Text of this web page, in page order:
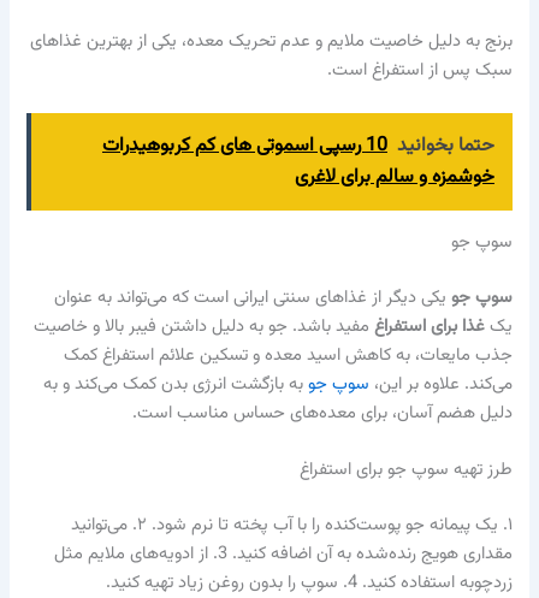
برنج به دلیل خاصیت ملایم و عدم تحریک معده، یکی از بهترین غذاهای
سبک پس از استفراغ است.
حتما بخوانید
10 رسپی اسموتی‌ های کم کربوهیدرات
خوشمزه و سالم برای لاغری
سوپ جو
سوپ جو یکی دیگر از غذاهای سنتی ایرانی است که می‌تواند به عنوان
یکغذا برای استفراغ مفید باشد. جو به دلیل داشتن فیبر بالا و خاصیت
جذب مایعات، به کاهش اسید معده و تسکین علائم استفراغ کمک
می‌کند. علاوه بر این، سوپ جوبه بازگشت انرژی بدن کمک می‌کند و به
دلیل هضم آسان، برای معده‌های حساس مناسب است.
طرز تهیه سوپ جو برای استفراغ
۱. یک پیمانه جو پوست‌کنده را با آب پخته تا نرم شود. ۲. می‌توانید
مقداری هویج رنده‌شده به آن اضافه کنید. 3. از ادویه‌های ملایم مثل
زردچوبه استفاده کنید. 4. سوپ را بدون روغن زیاد تهیه کنید.